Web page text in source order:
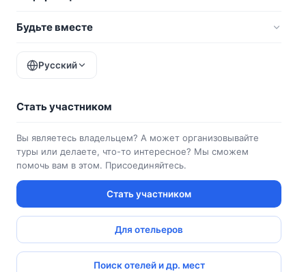
Будьте вместе
Русский
Стать участником
Вы являетесь владельцем? А может организовывайте
туры или делаете, что-то интересное? Мы сможем
помочь вам в этом. Присоединяйтесь.
Стать участником
Для отельеров
Поиск отелей и др. мест